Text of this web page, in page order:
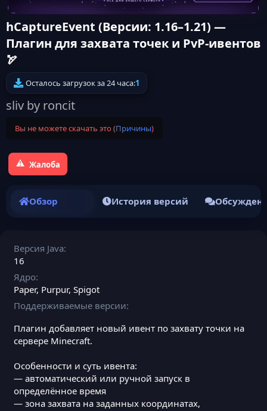
hCaptureEvent (Версии: 1.16–1.21) —
Плагин для захвата точек и PvP-ивентов
🏹
Осталось загрузок за 24 часа:1
sliv by roncit
Вы не можете скачать это (Причины)
Жалоба
Обзор История версий
Версия Java
16
Ядро
Paper Purpur Spigot
Поддерживаемые версии
Плагин добавляет новый ивент по захвату точки на
сервере Minecraft.
Особенности и суть ивента:
— автоматический или ручной запуск в
определённое время
— зона захвата на заданных координатах,